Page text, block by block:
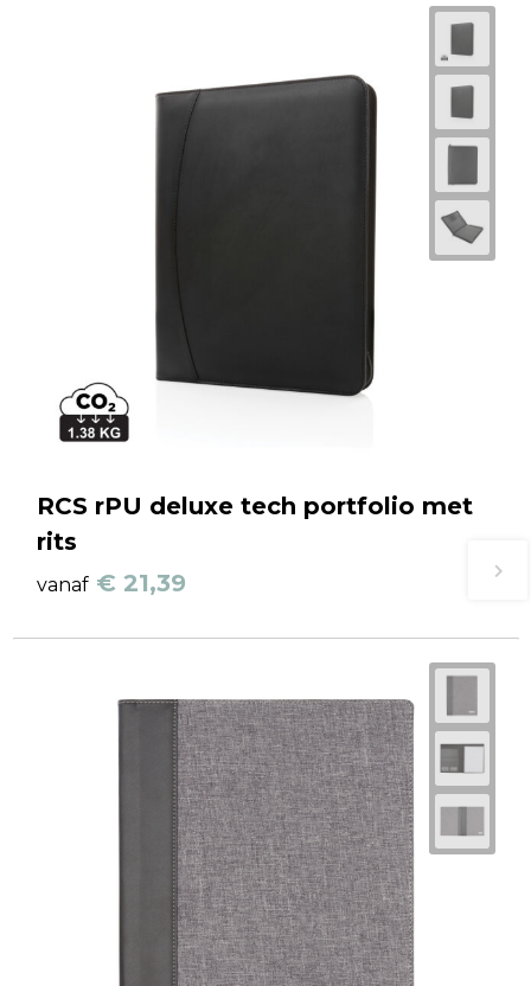
RCS rPU deluxe tech portfolio met
rits
vanaf € 21,39